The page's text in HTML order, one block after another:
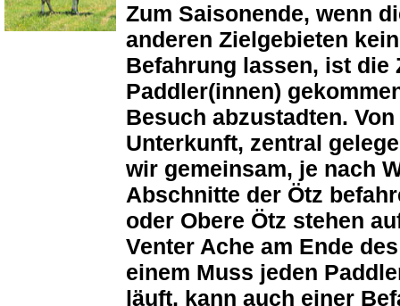
Zum Saisonende, wenn
anderen Zielgebieten
Befahrung lassen, ist die
Paddler(innen)
Besuch abzustadten.
Unterkunft, zentral
wir gemeinsam, je nach
Abschnitte der Ötz
oder Obere Ötz stehen
Venter Ache am Ende
einem Muss jeden
läuft, kann auch einer